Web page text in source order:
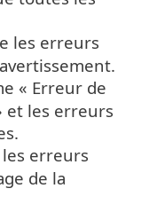
les erreurs
« Erreur de
et les erreurs
erreurs
de la